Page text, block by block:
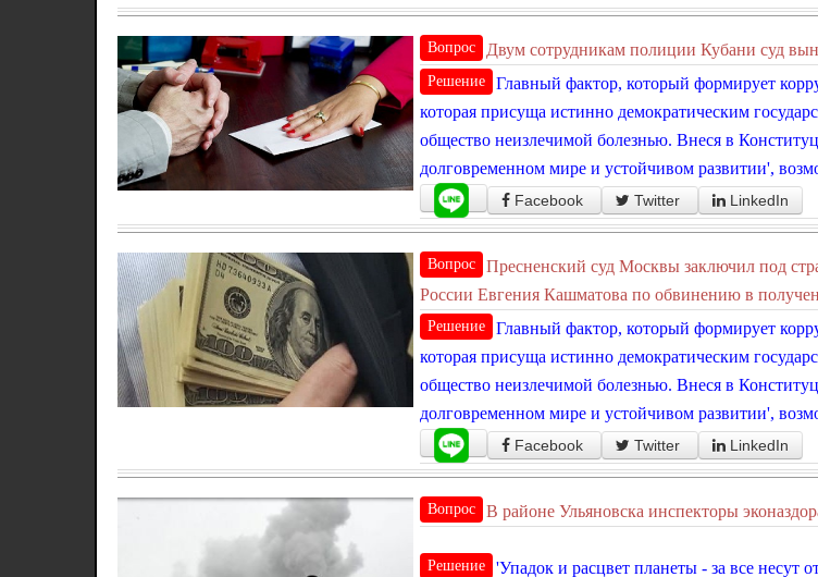
Вопрос Двум сотрудникам полиции Кубани суд
Решение
Главный фактор, который формирует
которая присуща истинно демократическим
общество неизлечимой болезнью. Внеся в
долговременном мире и устойчивом развитии',
Facebook Twitter LinkedIn
Вопрос
Пресненский суд Москвы заключил под
России Евгения Кашматова по обвинению в
Решение
Главный фактор, который формирует
которая присуща истинно демократическим
общество неизлечимой болезнью. Внеся в
долговременном мире и устойчивом развитии',
Facebook Twitter LinkedIn
Вопрос В районе Ульяновска инспекторы
Решение 'Упадок и расцвет планеты - за все несут